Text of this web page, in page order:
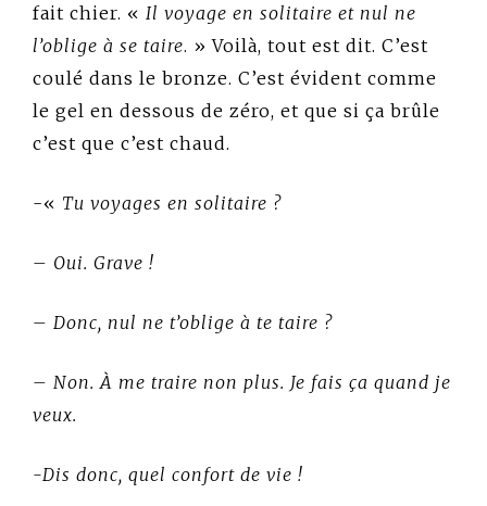
fait chier. « Il voyage en solitaire et nul ne
l’oblige à se taire. » Voilà, tout est dit. C’est
coulé dans le bronze. C’est évident comme
le gel en dessous de zéro, et que si ça brûle
c’est que c’est chaud.
-« Tu voyages en solitaire ?
– Oui. Grave !
– Donc, nul ne t’oblige à te taire ?
– Non. À me traire non plus. Je fais ça quand je
veux.
-Dis donc, quel confort de vie !